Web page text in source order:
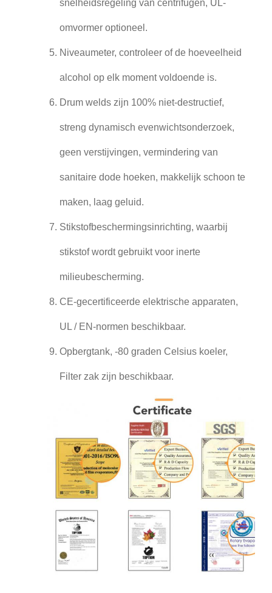
snelheidsregeling van centrifugen, UL-
omvormer optioneel.
Niveaumeter, controleer of de hoeveelheid
alcohol op elk moment voldoende is.
Drum welds zijn 100% niet-destructief,
streng dynamisch evenwichtsonderzoek,
geen verstijvingen, vermindering van
sanitaire dode hoeken, makkelijk schoon te
maken, laag geluid.
Stikstofbeschermingsinrichting, waarbij
stikstof wordt gebruikt voor inerte
milieubescherming.
CE-gecertificeerde elektrische apparaten,
UL / EN-normen beschikbaar.
Opbergtank, -80 graden Celsius koeler,
Filter zak zijn beschikbaar.